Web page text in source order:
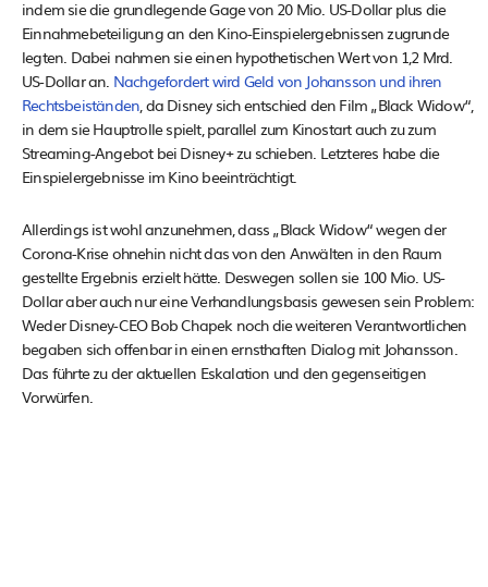
indem sie die grundlegende Gage von 20 Mio. US-Dollar plus die
Einnahmebeteiligung an den Kino-Einspielergebnissen zugrunde
legten. Dabei nahmen sie einen hypothetischen Wert von 1,2 Mrd.
US-Dollar an. Nachgefordert wird Geld von Johansson und ihren
Rechtsbeiständen , da Disney sich entschied den Film „Black Widow“,
in dem sie Hauptrolle spielt, parallel zum Kinostart auch zu zum
Streaming-Angebot bei Disney+ zu schieben. Letzteres habe die
Einspielergebnisse im Kino beeinträchtigt.
Allerdings ist wohl anzunehmen, dass „Black Widow“ wegen der
Corona-Krise ohnehin nicht das von den Anwälten in den Raum
gestellte Ergebnis erzielt hätte. Deswegen sollen sie 100 Mio. US-
Dollar aber auch nur eine Verhandlungsbasis gewesen sein Problem:
Weder Disney-CEO Bob Chapek noch die weiteren Verantwortlichen
begaben sich offenbar in einen ernsthaften Dialog mit Johansson.
Das führte zu der aktuellen Eskalation und den gegenseitigen
Vorwürfen.